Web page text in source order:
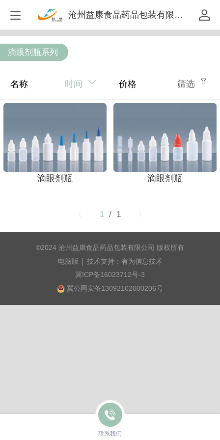
沧州益康食品药品包装有限公司
滴眼剂瓶系列
名称 时间 价格 筛选
滴眼剂瓶 滴眼剂瓶
1 / 1
©2024 沧州益康食品药品包装有限公司 版权所有
电脑版
技术支持： 有为信息技术
冀ICP备16023712号-3
冀公网安备13092102000206号
联系我们